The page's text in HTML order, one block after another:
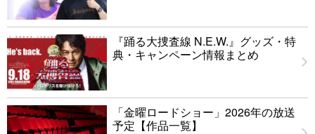
『踊る大捜査線 N.E.W.』グッズ・特
典・キャンペーン情報まとめ
「金曜ロードショー」2026年の放送
予定【作品一覧】